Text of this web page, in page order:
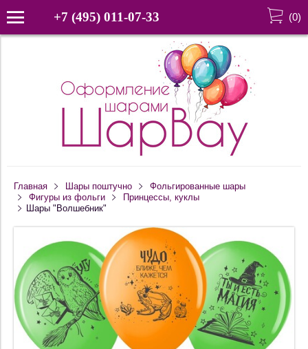
+7 (495) 011-07-33 (0)
Главная Шары поштучно
Фольгированные шары
Фигуры из фольги
Принцессы, куклы
Шары "Волшебник"